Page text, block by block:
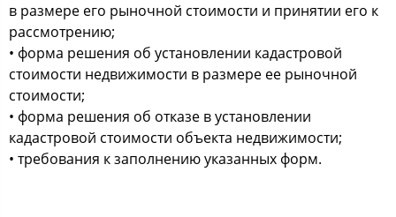
в размере его рыночной стоимости и принятии его к
рассмотрению;
• форма решения об установлении кадастровой
стоимости недвижимости в размере ее рыночной
стоимости;
• форма решения об отказе в установлении
кадастровой стоимости объекта недвижимости;
• требования к заполнению указанных форм.